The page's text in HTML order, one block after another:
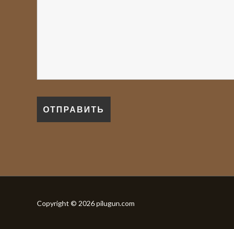
Copyright © 2026 pilugun.com